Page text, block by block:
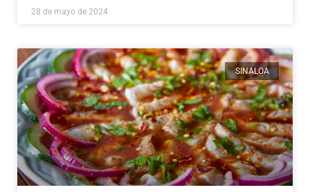
28 de mayo de 2024
SINALOA